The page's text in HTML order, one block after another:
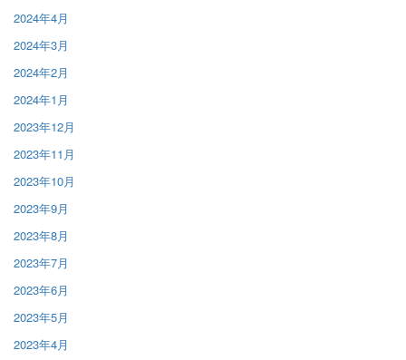
2024年4月
2024年3月
2024年2月
2024年1月
2023年12月
2023年11月
2023年10月
2023年9月
2023年8月
2023年7月
2023年6月
2023年5月
2023年4月